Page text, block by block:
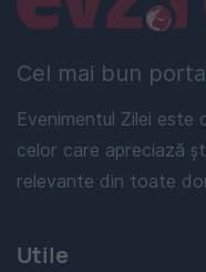
Cel mai bun
Evenimentul Zilei este
celor care apreciază
relevante din toate
Utile